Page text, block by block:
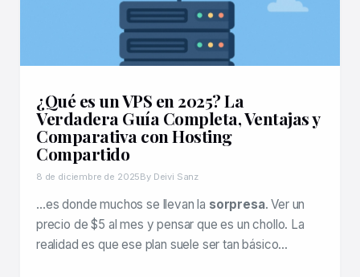
¿Qué es un VPS en 2025? La
Verdadera Guía Completa, Ventajas y
Comparativa con Hosting
Compartido
8 de diciembre de 2025By Deivi Sanz
…es donde muchos se llevan la sorpresa. Ver un
precio de $5 al mes y pensar que es un chollo. La
realidad es que ese plan suele ser tan básico…